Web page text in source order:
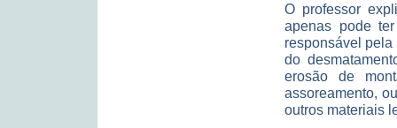
O professor
apenas pode
responsável
do
erosão de
assoreamento,
outros materiais